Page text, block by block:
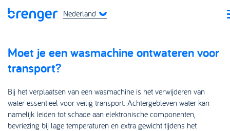
Nederland
Moet je een wasmachine ontwateren voor
transport?
Bij het verplaatsen van een wasmachine is het verwijderen van
water essentieel voor veilig transport. Achtergebleven water kan
namelijk leiden tot schade aan elektronische componenten,
bevriezing bij lage temperaturen en extra gewicht tijdens het